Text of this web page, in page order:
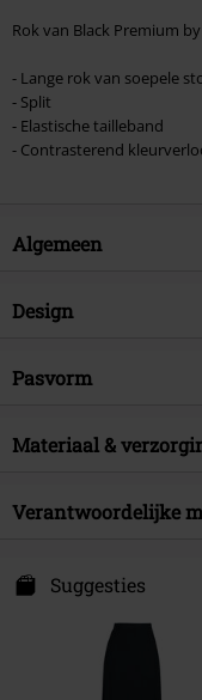
Rok van Black Premium by
- Lange rok van soepele
- Split
- Elastische tailleband
- Contrasterend
Algemeen
Artikelnr.
Brand
Artikelonderwerp
Sexe
Design
Producttype
Kleur
Pasvorm
Lengte (van de kleding)
Materiaal &
Buitenmateriaal
Verantwoordelijke
Darmer Esch 70a
49811 Lingen
www.emp.de
Suggesties